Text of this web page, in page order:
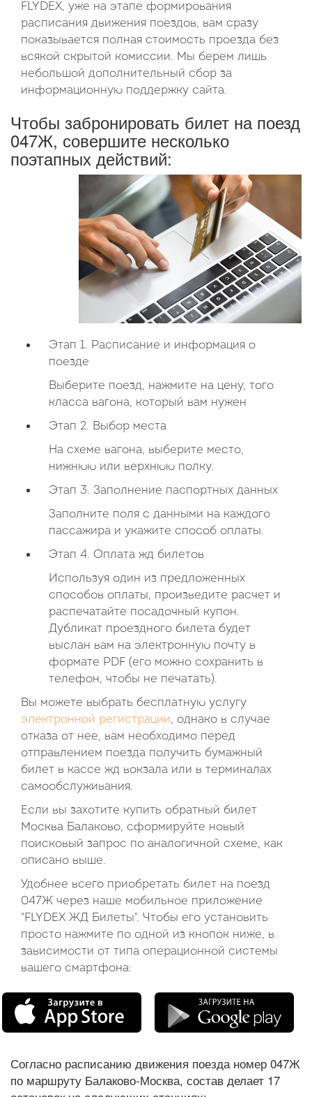
FLYDEX, уже на этапе формирования
расписания движения поездов, вам сразу
показывается полная стоимость проезда без
всякой скрытой комиссии. Мы берем лишь
небольшой дополнительный сбор за
информационную поддержку сайта.
Чтобы забронировать билет на поезд
047Ж, совершите несколько
поэтапных действий:
Этап 1. Расписание и информация о
поезде
Выберите поезд, нажмите на цену, того
класса вагона, который вам нужен
Этап 2. Выбор места
На схеме вагона, выберите место,
нижнюю или верхнюю полку.
Этап 3. Заполнение паспортных данных
Заполните поля с данными на каждого
пассажира и укажите способ оплаты.
Этап 4. Оплата жд билетов
Используя один из предложенных
способов оплаты, произведите расчет и
распечатайте посадочный купон.
Дубликат проездного билета будет
выслан вам на электронную почту в
формате PDF (его можно сохранить в
телефон, чтобы не печатать).
Вы можете выбрать бесплатную услугу
электронной регистрации, однако в случае
отказа от нее, вам необходимо перед
отправлением поезда получить бумажный
билет в кассе жд вокзала или в терминалах
самообслуживания.
Если вы захотите купить обратный билет
Москва Балаково, сформируйте новый
поисковый запрос по аналогичной схеме, как
описано выше.
Удобнее всего приобретать билет на поезд
047Ж через наше мобильное приложение
"FLYDEX ЖД Билеты". Чтобы его установить
просто нажмите по одной из кнопок ниже, в
зависимости от типа операционной системы
вашего смартфона:
Согласно расписанию движения поезда номер 047Ж
по маршруту Балаково-Москва, состав делает 17